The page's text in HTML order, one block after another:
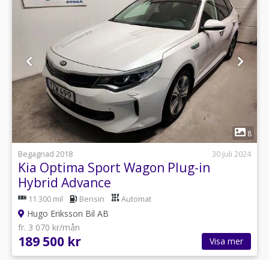
1
8
Begagnad 2018
30 juli 2024
Kia Optima Sport Wagon Plug-in
Hybrid Advance
11 300 mil Bensin Automat
Hugo Eriksson Bil AB
fr. 3 070 kr/mån
189 500 kr Visa mer